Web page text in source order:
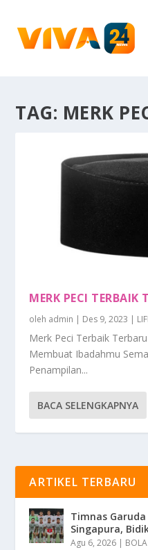
TAG: MERK
MERK PECI TERBAIK
oleh admin | Des 9, 2023 |
Merk Peci Terbaik
Membuat Ibadahmu
Penampilan...
BACA SELENGKAPNYA
ARTIKEL TERBARU
Timnas
Singapura,
Agu 6, 2026 | BOLA